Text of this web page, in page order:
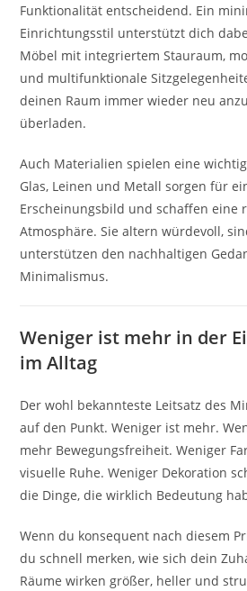
Funktionalität entscheidend. Ein
Einrichtungsstil unterstützt dich
Möbel mit integriertem Stauraum,
und multifunktionale
deinen Raum immer wieder neu
überladen.
Auch Materialien spielen eine
Glas, Leinen und Metall sorgen für
Erscheinungsbild und schaffen eine
Atmosphäre. Sie altern würdevoll,
unterstützen den nachhaltigen
Minimalismus.
Weniger ist mehr in der
im Alltag
Der wohl bekannteste Leitsatz des
auf den Punkt. Weniger ist mehr.
mehr Bewegungsfreiheit. Weniger
visuelle Ruhe. Weniger Dekoration
die Dinge, die wirklich Bedeutung
Wenn du konsequent nach diesem
du schnell merken, wie sich dein
Räume wirken größer, heller und